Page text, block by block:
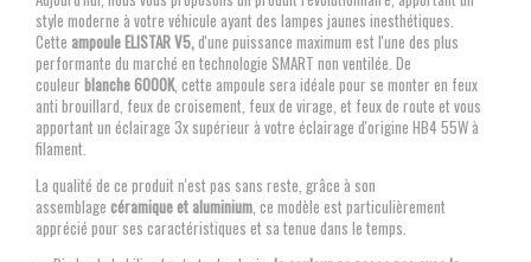
style moderne à votre véhicule ayant des lampes jaunes inesthétiques.
Cette ampoule ELISTAR V5,d'une puissance maximum est l'une des plus
performante du marché en technologie SMART non ventilée. De
couleur blanche 6000K, cette ampoule sera idéale pour se monter en feux
anti brouillard, feux de croisement, feux de virage, et feux de route et vous
apportant un éclairage 3x supérieur à votre éclairage d'origine HB4 55W à
filament.
La qualité de ce produit n'est pas sans reste, grâce à son
assemblage céramique et aluminium, ce modèle est particulièrement
apprécié pour ses caractéristiques et sa tenue dans le temps.